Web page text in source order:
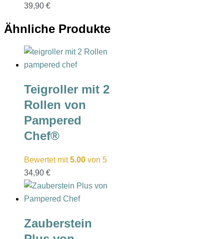
39,90 €
Ähnliche Produkte
Teigroller mit 2
Rollen von
Pampered
Chef®
Bewertet mit5.00 von 5
34,90 €
Zauberstein